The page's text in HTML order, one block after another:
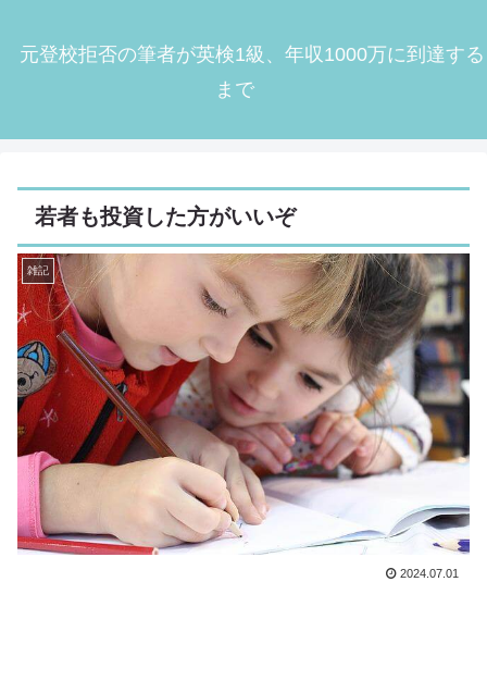
元登校拒否の筆者が英検1級、年収1000万に到達する
まで
若者も投資した方がいいぞ
雑記
2024.07.01